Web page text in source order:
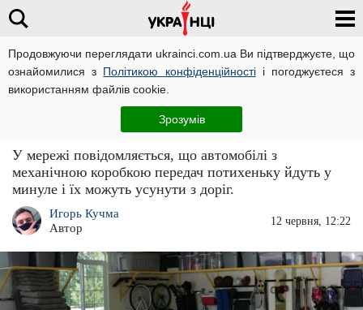
Продовжуючи переглядати ukrainci.com.ua Ви підтверджуєте, що
ознайомилися з Політикою конфіденційностіі погоджуєтеся з
використанням файлів cookie.
Зрозумів
Важливо
Доведеться продавати авто: машини на
"механіці" можуть зовсім заборонити
У мережі повідомляється, що автомобілі з
механічною коробкою передач потихеньку йдуть у
минуле і їх можуть усунути з доріг.
Игорь Кучма
Автор
12 червня, 12:22